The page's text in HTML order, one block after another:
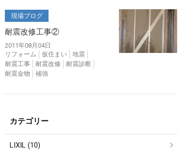
現場ブログ
耐震改修工事②
2011年08月04日
リフォーム
仮住まい
地震
耐震工事
耐震改修
耐震診断
耐震金物
補強
カテゴリー
LIXIL (10)